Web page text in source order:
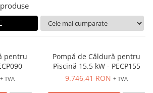
de căldură
căldură
produse
pentru
+ TVA
Pompă de Căldură pentru
Piscină 15.5 kW - PECP155
9.746,41 RON + TVA